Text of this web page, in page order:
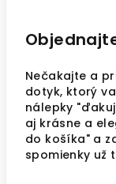
Nečakajte a
dotyk, ktorý
nálepky
aj krásne a
do košíka" a
spomienky už